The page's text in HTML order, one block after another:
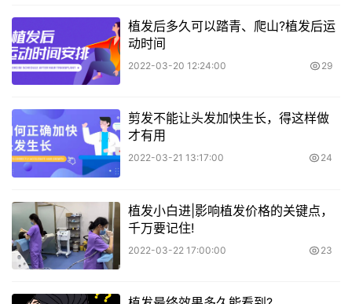
植发后多久可以踏青、爬山?植发后运
动时间
2022-03-20 12:24:00 29
剪发不能让头发加快生长，得这样做
才有用
2022-03-21 13:17:00 24
植发小白进|影响植发价格的关键点，
千万要记住!
2022-03-22 17:00:00 23